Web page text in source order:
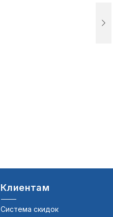
Клиентам
Система скидок